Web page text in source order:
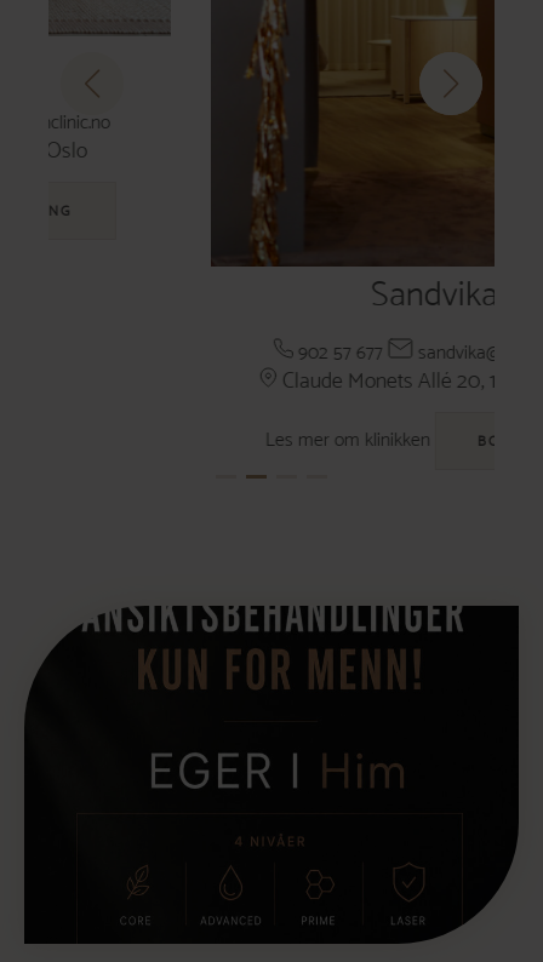
sandvika@egerclinic.no
Claude Monets Allé 20, 1338 Sandvika
Les mer om klinikken BOOKING